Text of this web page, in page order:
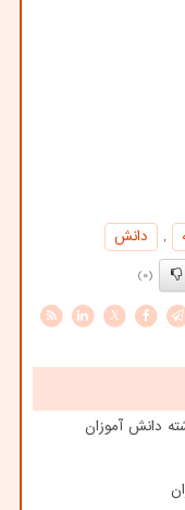
,
دانش
(0)
X
دانش آموزان